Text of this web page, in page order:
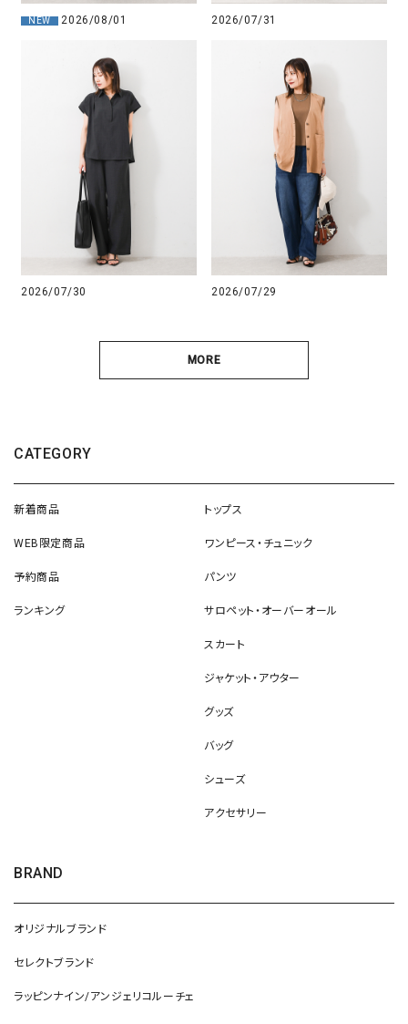
NEW 2026/08/01 2026/07/31
2026/07/30 2026/07/29
MORE
CATEGORY
新着商品
WEB限定商品
予約商品
ランキング
トップス
ワンピース・チュニック
パンツ
サロペット・オーバーオール
スカート
ジャケット・アウター
グッズ
バッグ
シューズ
アクセサリー
BRAND
オリジナルブランド
セレクトブランド
ラッピンナイン/アンジェリコルーチェ